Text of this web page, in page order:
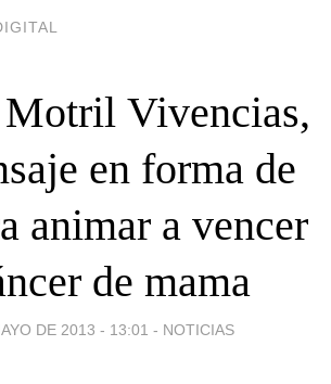
Vivencias,
en forma de
animar a vencer
de mama
DE 2013 - 13:01 - NOTICIAS